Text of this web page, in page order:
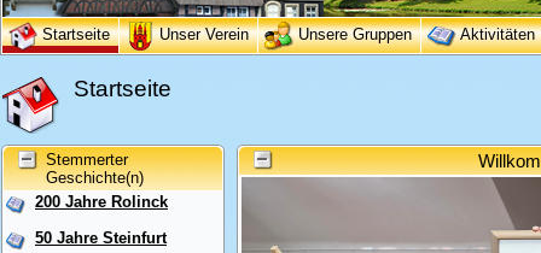
Startseite Unser Verein Unsere Gruppen Aktivitäten
Startseite
Stemmerter
Geschichte(n)
200 Jahre Rolinck
50 Jahre Steinfurt